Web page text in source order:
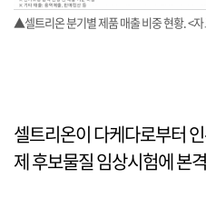
▲셀트리온 분기별 제품 매출 비중 현황. <
셀트리온이 다케다로부터
제 후보물질 임상시험에 본